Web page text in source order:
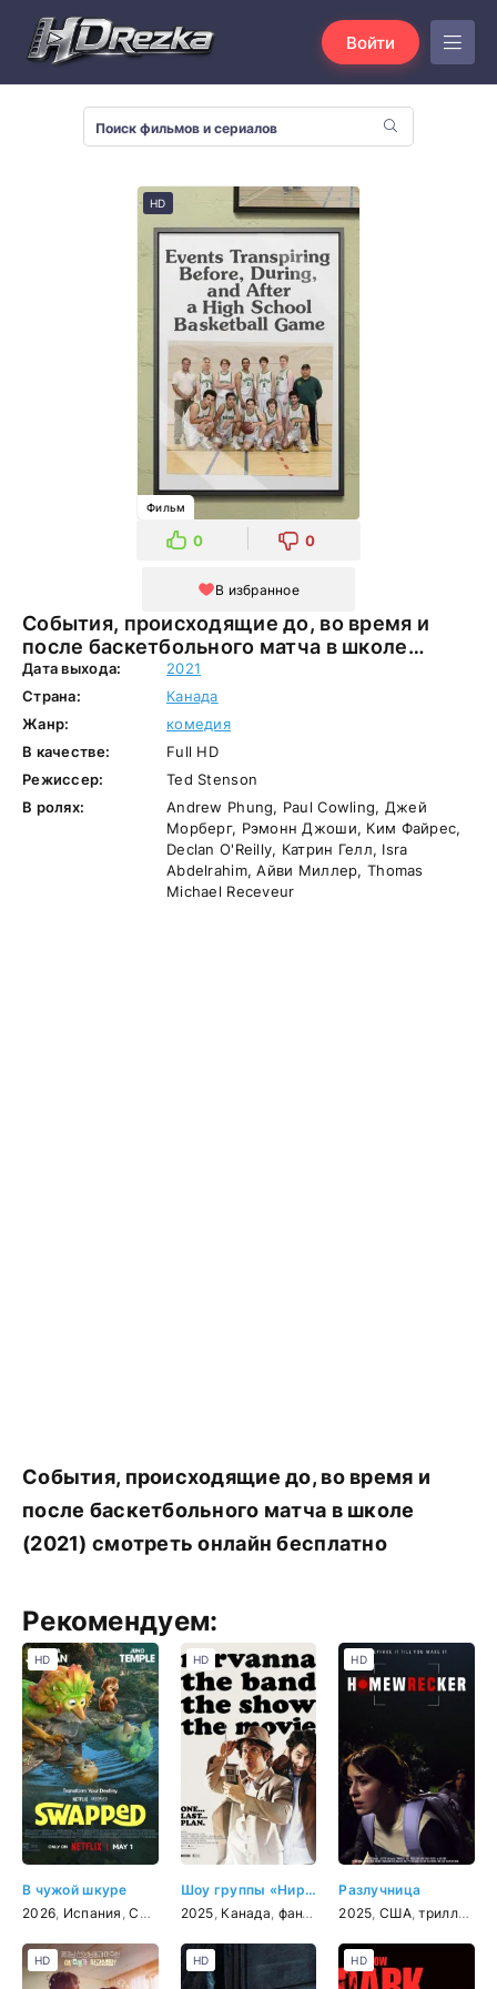
Войти
События, происходящие до, во время и
после баскетбольного матча в школе
(2021) онлайн
HD
Фильм
0 0
В избранное
Дата выхода:
2021
Страна:
Канада
Жанр:
комедия
В качестве:
Full HD
Режиссер:
Ted Stenson
В ролях:
Andrew Phung, Paul Cowling, Джей
Морберг, Рэмонн Джоши, Ким Файрес,
Declan O'Reilly, Катрин Гелл, Isra
Abdelrahim, Айви Миллер, Thomas
Michael Receveur
События, происходящие до, во время и
после баскетбольного матча в школе
(2021) смотреть онлайн бесплатно
Рекомендуем:
В чужой шкуре
2026 Испания ,США мультфильм,фэнтези комедия ,приключения
HD
Шоу группы «Нирванна». Фильм
2025 Канада фантастика ,комедия,
HD
Разлучница
2025 США,триллер
HD
HD HD HD